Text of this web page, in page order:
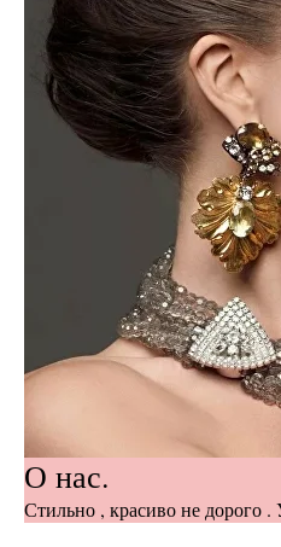
О нас.
Стильно , красиво не дорого .